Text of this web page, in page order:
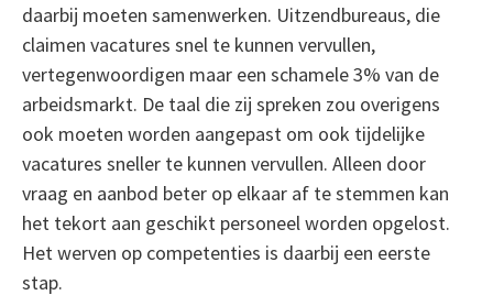
daarbij moeten samenwerken. Uitzendbureaus, die
claimen vacatures snel te kunnen vervullen,
vertegenwoordigen maar een schamele 3% van de
arbeidsmarkt. De taal die zij spreken zou overigens
ook moeten worden aangepast om ook tijdelijke
vacatures sneller te kunnen vervullen. Alleen door
vraag en aanbod beter op elkaar af te stemmen kan
het tekort aan geschikt personeel worden opgelost.
Het werven op competenties is daarbij een eerste
stap.